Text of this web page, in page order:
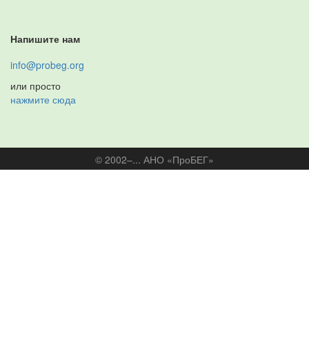
Напишите нам
info@probeg.org
или просто
нажмите сюда
© 2002–... АНО «ПроБЕГ»